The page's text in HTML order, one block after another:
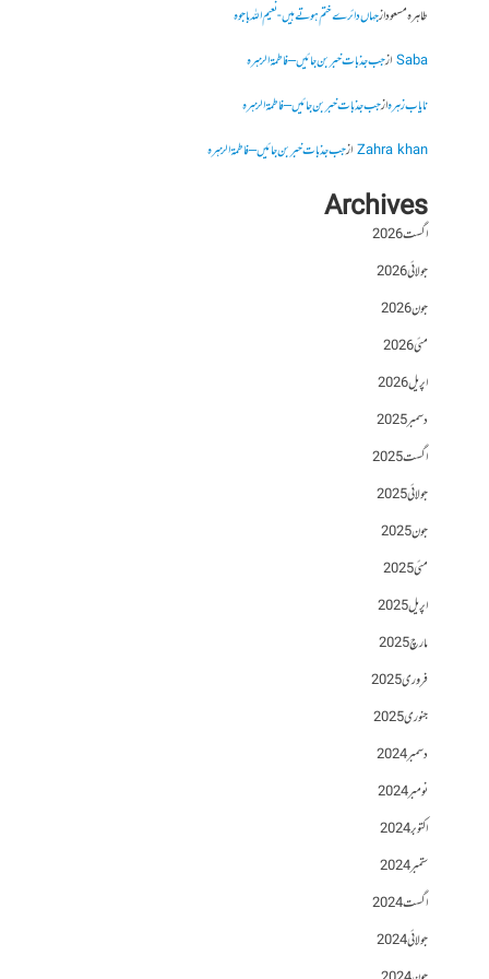
طاہرہ مسعودازجہاں دائرے ختم ہوتے ہیں- نعیم اللہ باجوہ
Sabaازجب جذبات خبر بن جائیں – فاطمۃالزہرہ
نایاب زہرہازجب جذبات خبر بن جائیں – فاطمۃالزہرہ
Zahra khanازجب جذبات خبر بن جائیں – فاطمۃالزہرہ
Archives
اگست 2026
جولائی 2026
جون 2026
مئی 2026
اپریل 2026
دسمبر 2025
اگست 2025
جولائی 2025
جون 2025
مئی 2025
اپریل 2025
مارچ 2025
فروری 2025
جنوری 2025
دسمبر 2024
نومبر 2024
اکتوبر 2024
ستمبر 2024
اگست 2024
جولائی 2024